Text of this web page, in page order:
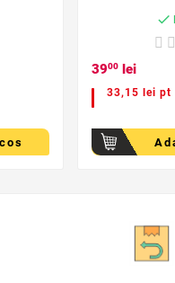

3900 lei
33,15 lei pt